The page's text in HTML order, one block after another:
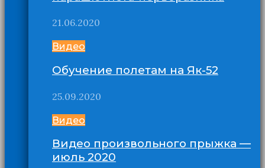
21.06.2020
Видео
Обучение полетам на Як-52
25.09.2020
Видео
Видео произвольного прыжка —
июль 2020